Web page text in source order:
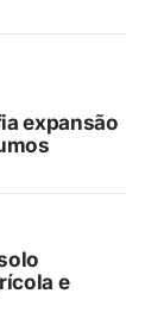
expansão
e